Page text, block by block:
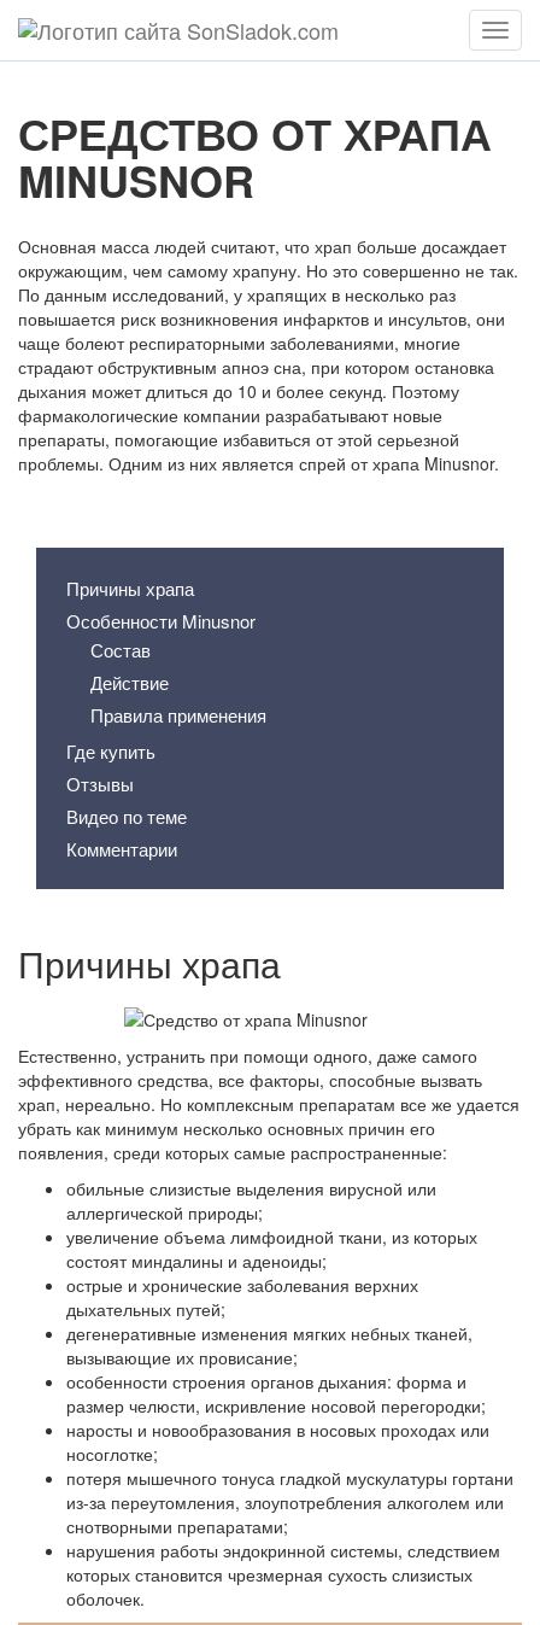
Меню
СРЕДСТВО ОТ ХРАПА
MINUSNOR
Основная масса людей считают, что храп больше досаждает
окружающим, чем самому храпуну. Но это совершенно не так.
По данным исследований, у храпящих в несколько раз
повышается риск возникновения инфарктов и инсультов, они
чаще болеют респираторными заболеваниями, многие
страдают обструктивным апноэ сна, при котором остановка
дыхания может длиться до 10 и более секунд. Поэтому
фармакологические компании разрабатывают новые
препараты, помогающие избавиться от этой серьезной
проблемы. Одним из них является спрей от храпа Minusnor.
Причины храпа
Особенности Minusnor
Состав
Действие
Правила применения
Где купить
Отзывы
Видео по теме
Комментарии
Причины храпа
Естественно, устранить при помощи одного, даже самого
эффективного средства, все факторы, способные вызвать
храп, нереально. Но комплексным препаратам все же удается
убрать как минимум несколько основных причин его
появления, среди которых самые распространенные:
обильные слизистые выделения вирусной или
аллергической природы;
увеличение объема лимфоидной ткани, из которых
состоят миндалины и аденоиды;
острые и хронические заболевания верхних
дыхательных путей;
дегенеративные изменения мягких небных тканей,
вызывающие их провисание;
особенности строения органов дыхания: форма и
размер челюсти, искривление носовой перегородки;
наросты и новообразования в носовых проходах или
носоглотке;
потеря мышечного тонуса гладкой мускулатуры гортани
из-за переутомления, злоупотребления алкоголем или
снотворными препаратами;
нарушения работы эндокринной системы, следствием
которых становится чрезмерная сухость слизистых
оболочек.